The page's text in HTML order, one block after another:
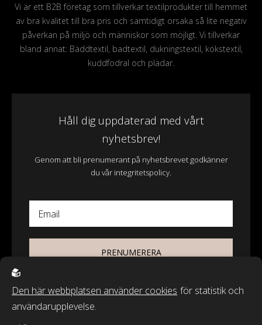
Vi är ett B2B företag som tillverkar textilprodukter till hemmet
av bra kvalitet till bra pris och samtidigt orsaka så lite negativ
påverkan på miljö och människor som möjligt. Vi tillverkar
bland annat: Bäddtextil, badtextil, dukningstextil, kökstextil,
kuddfodral och plädar.
Håll dig uppdaterad med vårt
nyhetsbrev!
Genom att bli prenumerant på nyhetsbrevet godkänner
du vår integritetspolicy.
Email
PRENUMERERA
Den här webbplatsen använder cookies för statistik och
användarupplevelse.